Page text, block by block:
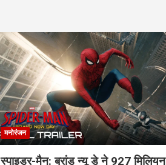
मनोरंजन
स्पाइडर-मैन: ब्रांड न्यू डे ने 927 मिलियन